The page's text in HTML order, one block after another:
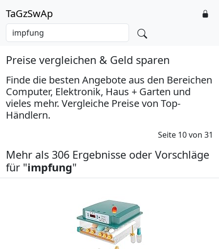
TaGzSwAp
Preise vergleichen & Geld sparen
Finde die besten Angebote aus den Bereichen
Computer, Elektronik, Haus + Garten und
vieles mehr. Vergleiche Preise von Top-
Händlern.
Seite 10 von 31
Mehr als 306 Ergebnisse oder Vorschläge
für "impfung"